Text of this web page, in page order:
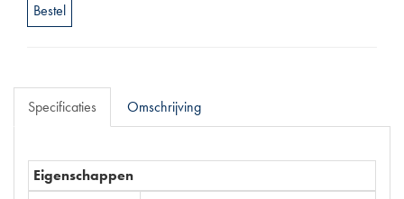
Bestel
Specificaties Omschrijving
Eigenschappen